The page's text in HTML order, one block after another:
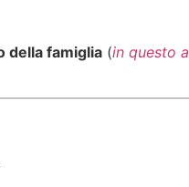
della famiglia (in questo